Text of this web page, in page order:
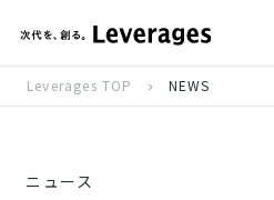
Leverages TOP NEWS
ニュース